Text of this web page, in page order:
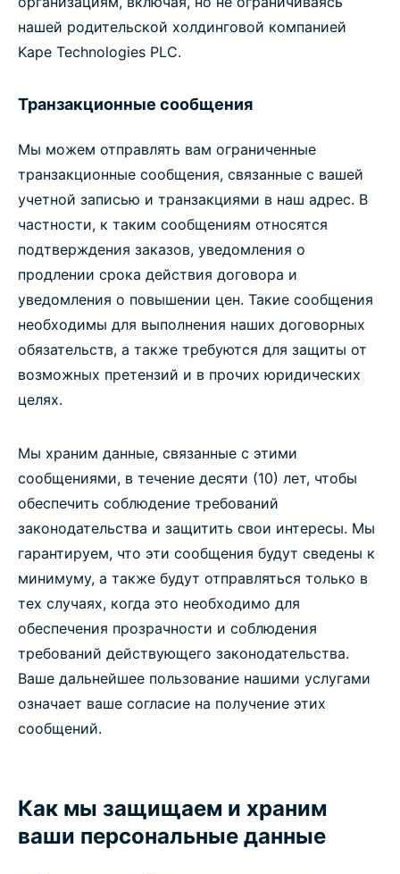
нашей родительской холдинговой компанией
Kape Technologies PLC.
Транзакционные сообщения
Мы можем отправлять вам ограниченные
транзакционные сообщения, связанные с вашей
учетной записью и транзакциями в наш адрес. В
частности, к таким сообщениям относятся
подтверждения заказов, уведомления о
продлении срока действия договора и
уведомления о повышении цен. Такие сообщения
необходимы для выполнения наших договорных
обязательств, а также требуются для защиты от
возможных претензий и в прочих юридических
целях.
Мы храним данные, связанные с этими
сообщениями, в течение десяти (10) лет, чтобы
обеспечить соблюдение требований
законодательства и защитить свои интересы. Мы
гарантируем, что эти сообщения будут сведены к
минимуму, а также будут отправляться только в
тех случаях, когда это необходимо для
обеспечения прозрачности и соблюдения
требований действующего законодательства.
Ваше дальнейшее пользование нашими услугами
означает ваше согласие на получение этих
сообщений.
Как мы защищаем и храним
ваши персональные данные